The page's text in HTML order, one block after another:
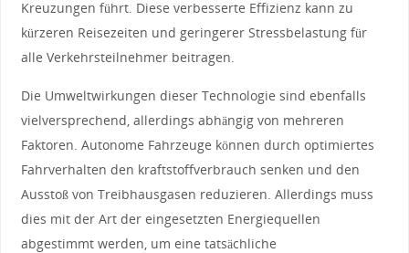
Kreuzungen führt. Diese ⁤verbesserte Effizienz kann zu
kürzeren Reisezeiten und geringerer ‍Stressbelastung für
alle Verkehrsteilnehmer beitragen.
Die Umweltwirkungen dieser Technologie sind⁣ ebenfalls
vielversprechend, allerdings abhängig von mehreren⁢
Faktoren. Autonome Fahrzeuge ⁣können‍ durch optimiertes
Fahrverhalten den kraftstoffverbrauch senken und den
Ausstoß ‌von Treibhausgasen reduzieren. Allerdings muss
⁣dies mit der Art der‍ eingesetzten Energiequellen
abgestimmt werden,⁢ um eine tatsächliche